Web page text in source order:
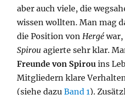
aber auch viele, die
wissen wollten. Man mag
die Position von Hergé
Spirou agierte sehr klar.
Freunde von Spirou ins
Mitgliedern klare
(siehe dazuBand 1).